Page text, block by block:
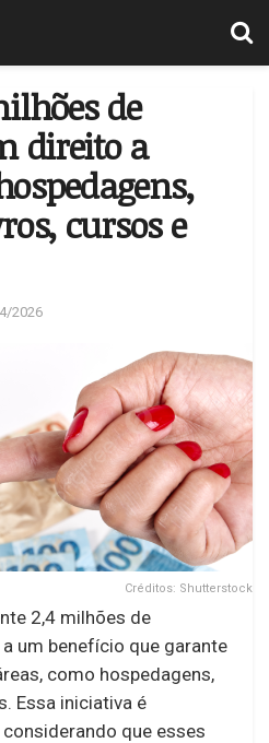
de
direito a
cursos e
2026
Créditos: Shutterstock
2,4 milhões de
um benefício que garante
como hospedagens,
Essa iniciativa é
que esses